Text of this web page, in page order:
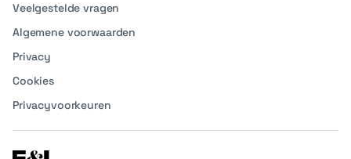
Veelgestelde vragen
Algemene voorwaarden
Privacy
Cookies
Privacyvoorkeuren